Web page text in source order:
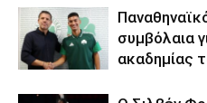
συμβόλαια
ακαδημίας